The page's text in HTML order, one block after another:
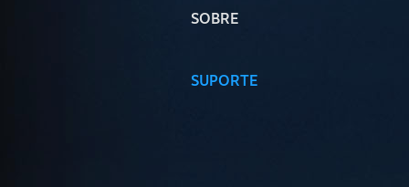
SOBRE
SUPORTE